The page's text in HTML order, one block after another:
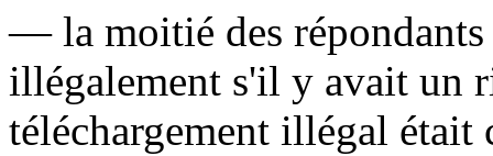
— la moitié des répondants
illégalement s'il y avait un
téléchargement illégal était